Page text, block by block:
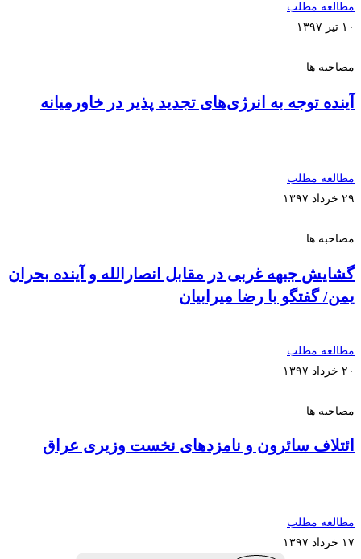
مطالعه مطلب
۱۰ تیر ۱۳۹۷
مصاحبه ها
آینده توجه به انرژی‌های تجدید پذیر در خاورمیانه
مطالعه مطلب
۲۹ خرداد ۱۳۹۷
مصاحبه ها
گشایش جبهه غربی در مقابل انصارالله و آینده بحران
یمن/ گفتگو با رضا میرابیان
مطالعه مطلب
۲۰ خرداد ۱۳۹۷
مصاحبه ها
ائتلاف سائرون و نامزدهای نخست وزیری عراق
مطالعه مطلب
۱۷ خرداد ۱۳۹۷